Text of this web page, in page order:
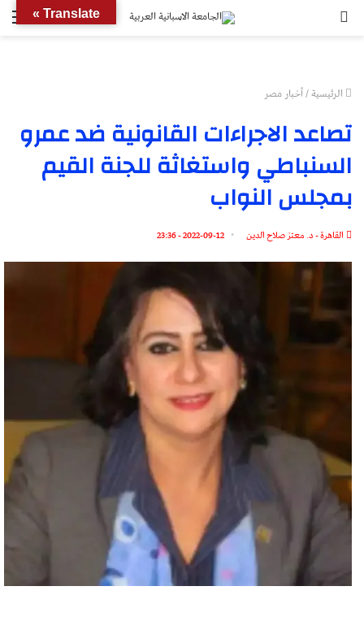
الرئيسية/أخبار مصر
تصاعد الاجراءات القانونية ضد عمرو
السنباطي واستغاثة للجنة القيم
بمجلس النواب
القاهرة - د. معتز صلاح الدين 2022-09-12 - 23:36
Translate »